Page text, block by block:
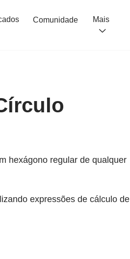
Cursos certificados Comunidade Mais
hexágono regular de qualquer
expressões de cálculo de